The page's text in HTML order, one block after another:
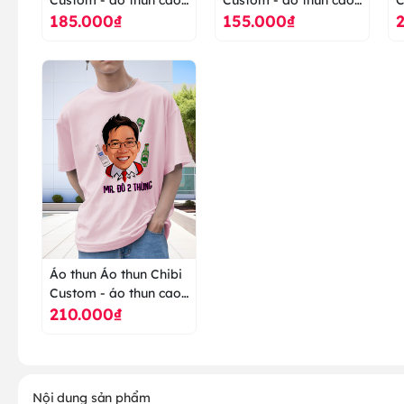
cấp ranus
185.000₫
cấp ranus
155.000₫
Áo thun Áo thun Chibi
Custom - áo thun cao
cấp ranus
210.000₫
Nội dung sản phẩm